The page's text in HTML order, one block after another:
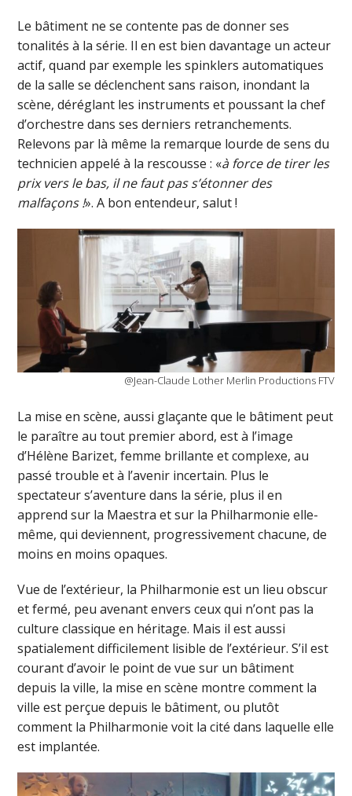
Le bâtiment ne se contente pas de donner ses
tonalités à la série. Il en est bien davantage un acteur
actif, quand par exemple les spinklers automatiques
de la salle se déclenchent sans raison, inondant la
scène, déréglant les instruments et poussant la chef
d’orchestre dans ses derniers retranchements.
Relevons par là même la remarque lourde de sens du
technicien appelé à la rescousse : «à force de tirer les
prix vers le bas, il ne faut pas s’étonner des
malfaçons !». A bon entendeur, salut !
@Jean-Claude Lother Merlin Productions FTV
La mise en scène, aussi glaçante que le bâtiment peut
le paraître au tout premier abord, est à l’image
d’Hélène Barizet, femme brillante et complexe, au
passé trouble et à l’avenir incertain. Plus le
spectateur s’aventure dans la série, plus il en
apprend sur la Maestra et sur la Philharmonie elle-
même, qui deviennent, progressivement chacune, de
moins en moins opaques.
Vue de l’extérieur, la Philharmonie est un lieu obscur
et fermé, peu avenant envers ceux qui n’ont pas la
culture classique en héritage. Mais il est aussi
spatialement difficilement lisible de l’extérieur. S’il est
courant d’avoir le point de vue sur un bâtiment
depuis la ville, la mise en scène montre comment la
ville est perçue depuis le bâtiment, ou plutôt
comment la Philharmonie voit la cité dans laquelle elle
est implantée.